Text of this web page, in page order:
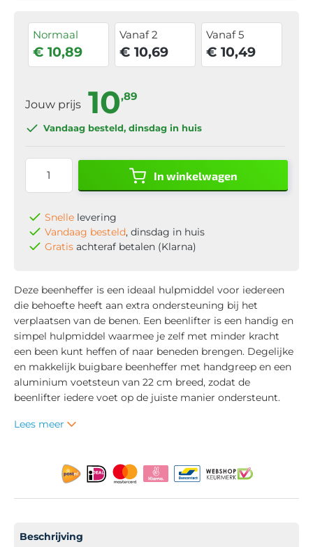
Normaal
€ 10,89
Vanaf 2
€ 10,69
Vanaf 5
€ 10,49
Jouw prijs 10,89
Vandaag besteld, dinsdag in huis
In winkelwagen
Snelle levering
Vandaag besteld, dinsdag in huis
Gratis achteraf betalen (Klarna)
Deze beenheffer is een ideaal hulpmiddel voor iedereen
die behoefte heeft aan extra ondersteuning bij het
verplaatsen van de benen. Een beenlifter is een handig en
simpel hulpmiddel waarmee je zelf met minder kracht
een been kunt heffen of naar beneden brengen. Degelijke
en makkelijk buigbare beenheffer met handgreep en een
aluminium voetsteun van 22 cm breed, zodat de
beenlifter iedere voet op de juiste manier ondersteunt.
Lees meer
Beschrijving